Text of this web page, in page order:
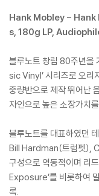
Hank Mobley -
s, 180g LP,
블루노트 창립 80주년을
sic Vinyl’ 시리즈로 오리
중량반으로 제작 뛰어난
자인으로 높은 소장가치
블루노트를 대표하였던
Bill Hardman(트럼펫),
구성으로 역동적이며 리
Exposure’를 비롯하여
록.